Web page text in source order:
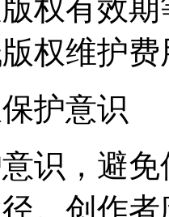
权有效
权维护费
护意识
识，避
。创作